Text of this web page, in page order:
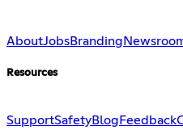
AboutJobsBranding
Resources
SupportSafetyBlog Feedback